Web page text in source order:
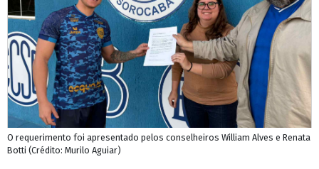
O requerimento foi apresentado pelos conselheiros William Alves e Renata
Botti (Crédito: Murilo Aguiar)